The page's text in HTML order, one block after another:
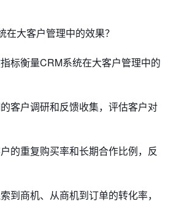
大客户管理中的效果？
标衡量CRM系统在大客户管理中的
客户调研和反馈收集，评估客户对
的重复购买率和长期合作比例，反
到商机、从商机到订单的转化率，